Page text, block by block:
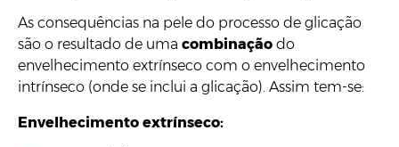
As consequências na pele do processo de glicação
são o resultado de uma combinação do
envelhecimento extrínseco com o envelhecimento
intrínseco (onde se inclui a glicação). Assim tem-se:
Envelhecimento extrínseco: